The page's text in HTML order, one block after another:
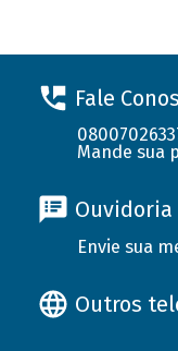
Fale
Mande sua
Ouvidoria
Envie sua
Outros